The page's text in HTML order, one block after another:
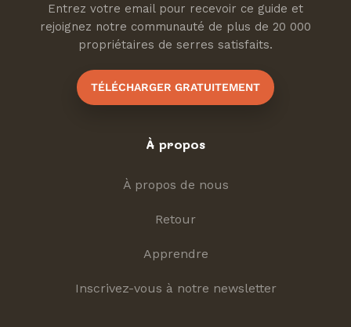
Entrez votre email pour recevoir ce guide et
rejoignez notre communauté de plus de 20 000
propriétaires de serres satisfaits.
TÉLÉCHARGER GRATUITEMENT
À propos
À propos de nous
Retour
Apprendre
Inscrivez-vous à notre newsletter